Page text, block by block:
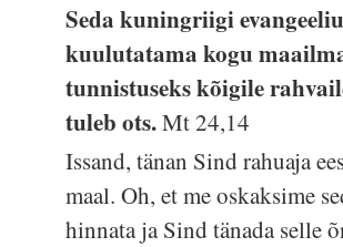
Seda kuningriigi
kuulutatama kogu
tunnistuseks kõigile
tuleb ots.Mt 24,14
Issand, tänan Sind rahuaja
maal. Oh, et me oskaksime
hinnata ja Sind tänada selle